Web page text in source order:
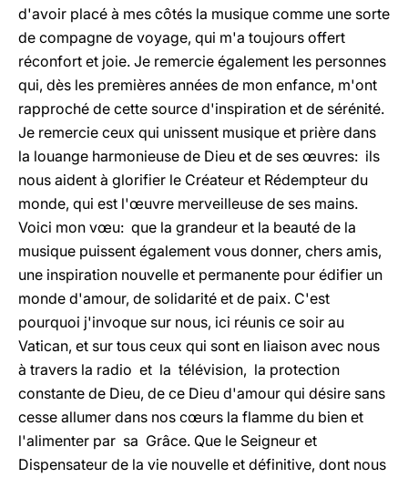
d'avoir placé à mes côtés la musique comme une sorte
de compagne de voyage, qui m'a toujours offert
réconfort et joie. Je remercie également les personnes
qui, dès les premières années de mon enfance, m'ont
rapproché de cette source d'inspiration et de sérénité.
Je remercie ceux qui unissent musique et prière dans
la louange harmonieuse de Dieu et de ses œuvres: ils
nous aident à glorifier le Créateur et Rédempteur du
monde, qui est l'œuvre merveilleuse de ses mains.
Voici mon vœu: que la grandeur et la beauté de la
musique puissent également vous donner, chers amis,
une inspiration nouvelle et permanente pour édifier un
monde d'amour, de solidarité et de paix. C'est
pourquoi j'invoque sur nous, ici réunis ce soir au
Vatican, et sur tous ceux qui sont en liaison avec nous
à travers la radio et la télévision, la protection
constante de Dieu, de ce Dieu d'amour qui désire sans
cesse allumer dans nos cœurs la flamme du bien et
l'alimenter par sa Grâce. Que le Seigneur et
Dispensateur de la vie nouvelle et définitive, dont nous